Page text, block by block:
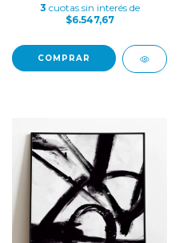
3 cuotas sin interés de
$6.547,67
COMPRAR